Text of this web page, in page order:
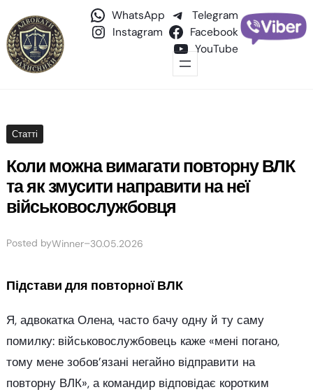
WhatsApp
Telegram
Instagram
Facebook
YouTube
Статті
Коли можна вимагати повторну ВЛК
та як змусити направити на неї
військовослужбовця
Posted byWinner–30.05.2026
Підстави для повторної ВЛК
Я, адвокатка Олена, часто бачу одну й ту саму
помилку: військовослужбовець каже «мені погано,
тому мене зобов’язані негайно відправити на
повторну ВЛК», а командир відповідає коротким